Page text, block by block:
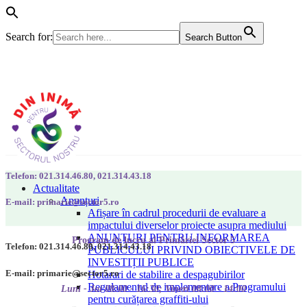
Search for: Search Button
Actualitate
Anunțuri
Afișare în cadrul procedurii de evaluare a
impactului diverselor proiecte asupra mediului
ANUNȚURI PENTRU INFORMAREA
PUBLICULUI PRIVIND OBIECTIVELE DE
INVESTIȚII PUBLICE
Hotarari de stabilire a despagubirilor
Regulamentul de implementare a Programului
pentru curățarea graffiti-ului
Telefon: 021.314.46.80, 021.314.43.18
E-mail: primarie@sector5.ro
Program de lucru al Primăriei Sector 5
Luni - Joi 08:00 - 16:30; Vineri 08:00 - 14:00
Telefon: 021.314.46.80, 021.314.43.18
E-mail: primarie@sector5.ro